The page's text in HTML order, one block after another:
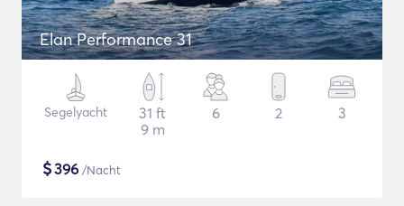
Elan Performance 31
Segelyacht
31 ft
9 m
6 2 3
$396 /Nacht